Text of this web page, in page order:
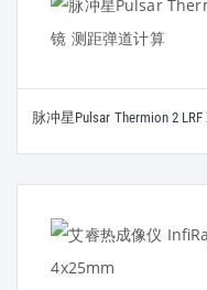
脉冲星Pulsar Thermion 2